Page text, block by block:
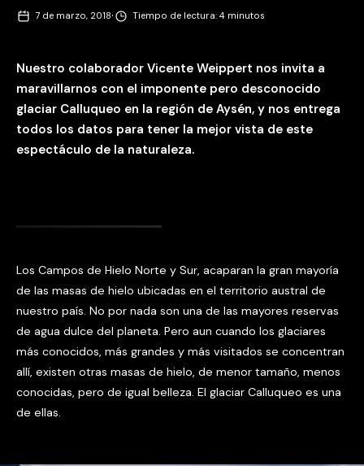
7 de marzo, 2018· Tiempo de lectura: 4 minutos
Nuestro colaborador Vicente Weippert nos invita a
maravillarnos con el imponente pero desconocido
glaciar Calluqueo en la región de Aysén, y nos entrega
todos los datos para tener la mejor vista de este
espectáculo de la naturaleza.
Los Campos de Hielo Norte y Sur, acaparan la gran mayoría
de las masas de hielo ubicadas en el territorio austral de
nuestro país. No por nada son una de las mayores reservas
de agua dulce del planeta. Pero aun cuando los glaciares
más conocidos, más grandes y más visitados se concentran
allí, existen otras masas de hielo, de menor tamaño, menos
conocidas, pero de igual belleza. El glaciar Calluqueo es una
de ellas.